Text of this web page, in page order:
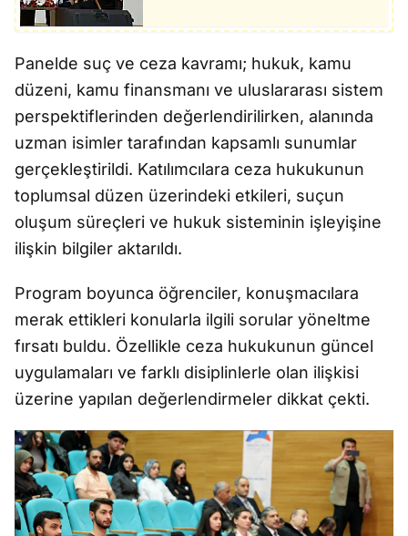
Panelde suç ve ceza kavramı; hukuk, kamu
düzeni, kamu finansmanı ve uluslararası sistem
perspektiflerinden değerlendirilirken, alanında
uzman isimler tarafından kapsamlı sunumlar
gerçekleştirildi. Katılımcılara ceza hukukunun
toplumsal düzen üzerindeki etkileri, suçun
oluşum süreçleri ve hukuk sisteminin işleyişine
ilişkin bilgiler aktarıldı.
Program boyunca öğrenciler, konuşmacılara
merak ettikleri konularla ilgili sorular yöneltme
fırsatı buldu. Özellikle ceza hukukunun güncel
uygulamaları ve farklı disiplinlerle olan ilişkisi
üzerine yapılan değerlendirmeler dikkat çekti.